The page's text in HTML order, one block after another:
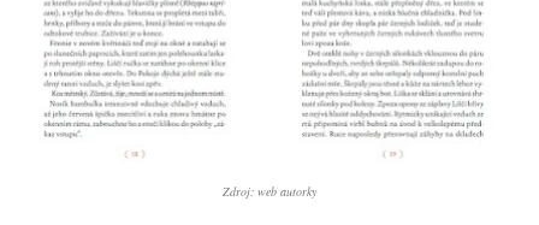
Zdroj: web autorky